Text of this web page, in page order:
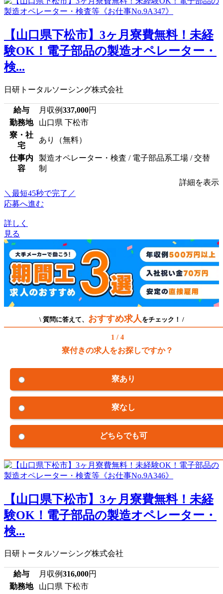
【山口県下松市】3ヶ月寮費無料！未経
験OK！電子部品の製造オペレーター・
検...
日研トータルソーシング株式会社
給与 月収例337,000円
勤務地
山口県 下松市
寮・社
宅
あり（無料）
仕事内
容
製造オペレーター・検査 / 電子部品系工場 / 交替
制
詳細を表示
＼最短45秒で完了／
応募へ進む
詳しく
見る
\ 質問に答えて、 おすすめ求人 をチェック！ /
1 / 4
寮付きの求人をお探しですか？
寮あり
寮なし
どちらでも可
【山口県下松市】3ヶ月寮費無料！未経
験OK！電子部品の製造オペレーター・
検...
日研トータルソーシング株式会社
給与 月収例316,000円
勤務地
山口県 下松市